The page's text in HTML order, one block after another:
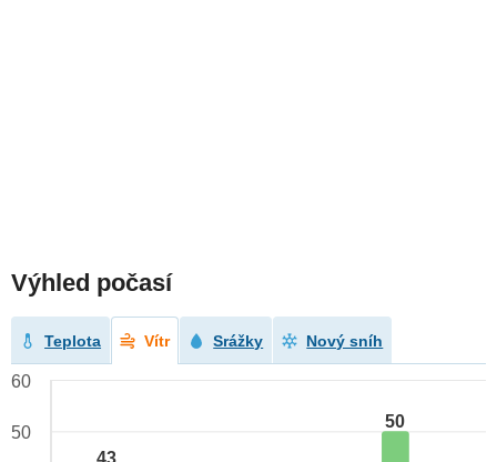
Výhled počasí
Teplota Vítr Srážky Nový sníh
50
60
50